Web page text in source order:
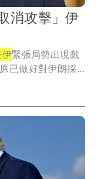
消攻擊」伊
伊緊張局勢出現戲
已做好對伊朗採